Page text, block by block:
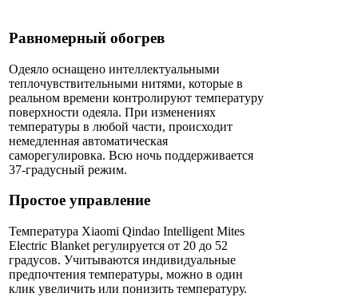
Равномерный обогрев
Одеяло оснащено интеллектуальными
теплочувствительными нитями, которые в
реальном времени контролируют температуру
поверхности одеяла. При изменениях
температуры в любой части, происходит
немедленная автоматическая
саморегулировка. Всю ночь поддерживается
37-градусный режим.
Простое управление
Температура Xiaomi Qindao Intelligent Mites
Electric Blanket регулируется от 20 до 52
градусов. Учитываются индивидуальные
предпочтения температуры, можно в один
клик увеличить или понизить температуру.